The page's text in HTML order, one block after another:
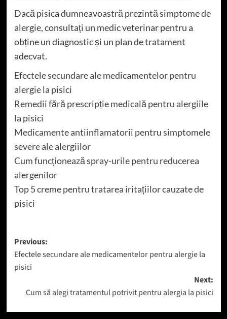
Dacă pisica dumneavoastră prezintă simptome de
alergie, consultați un medic veterinar pentru a
obține un diagnostic și un plan de tratament
adecvat.
Efectele secundare ale medicamentelor pentru
alergie la pisici
Remedii fără prescripție medicală pentru alergiile
la pisici
Medicamente antiinflamatorii pentru simptomele
severe ale alergiilor
Cum funcționează spray-urile pentru reducerea
alergenilor
Top 5 creme pentru tratarea iritațiilor cauzate de
pisici
Post
navigation
Previous:
Efectele secundare ale medicamentelor pentru alergie la
pisici
Next:
Cum să alegi tratamentul potrivit pentru alergia la pisici